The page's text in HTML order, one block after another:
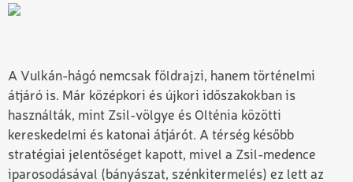
A Vulkán-hágó nemcsak földrajzi, hanem történelmi
átjáró is. Már középkori és újkori időszakokban is
használták, mint Zsil-völgye és Olténia közötti
kereskedelmi és katonai átjárót. A térség később
stratégiai jelentőséget kapott, mivel a Zsil-medence
iparosodásával (bányászat, szénkitermelés) ez lett az